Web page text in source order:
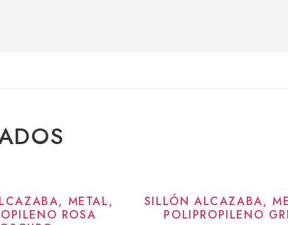
METAL,
ROSA
SILLÓN ALCAZABA,
POLIPROPILENO